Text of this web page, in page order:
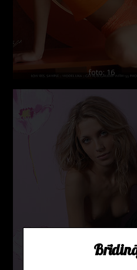
foto: 16